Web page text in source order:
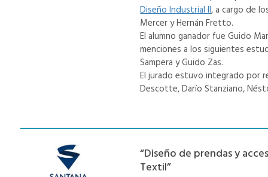
Diseño Industrial II, a cargo de
Mercer y Hernán Fretto.
El alumno ganador fue Guido
menciones a los siguientes
Sampera y Guido Zas.
El jurado estuvo integrado por
Descotte, Darío Stanziano,
“Diseño de prendas y
Textil”